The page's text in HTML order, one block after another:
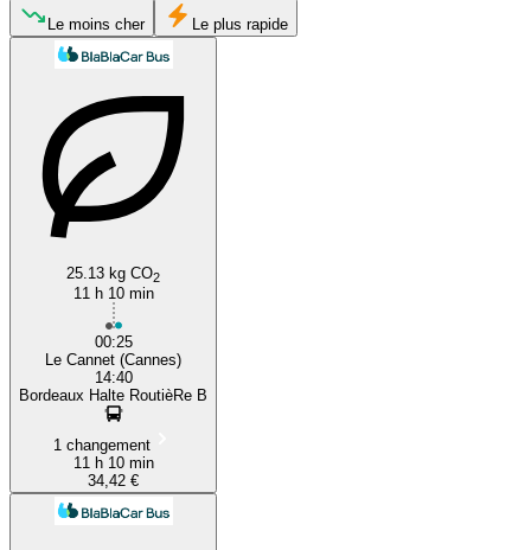
Le moins cher Le plus rapide
25.13 kg CO2
11 h 10 min
00:25
Le Cannet (Cannes)
14:40
Bordeaux Halte RoutièRe B
1 changement
11 h 10 min
34,42 €